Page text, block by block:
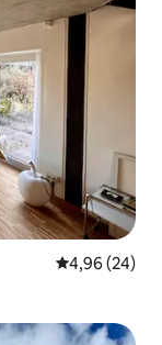
Średnia
4,96 (24)